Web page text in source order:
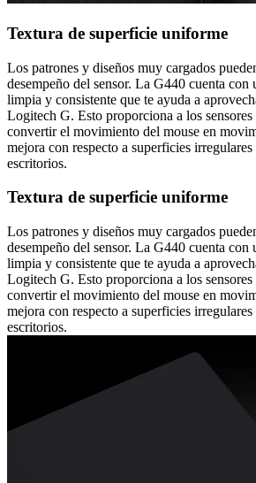
Textura de superficie uniforme
Los patrones y diseños muy cargados
desempeño del sensor. La G440 cuenta con
limpia y consistente que te ayuda a
Logitech G. Esto proporciona a los sensores
convertir el movimiento del mouse en
mejora con respecto a superficies
escritorios.
Textura de superficie uniforme
Los patrones y diseños muy cargados
desempeño del sensor. La G440 cuenta con
limpia y consistente que te ayuda a
Logitech G. Esto proporciona a los sensores
convertir el movimiento del mouse en
mejora con respecto a superficies
escritorios.